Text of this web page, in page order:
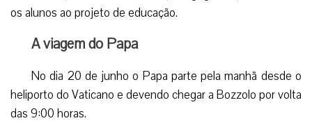
os alunos ao projeto de educação.
A viagem do Papa
No dia 20 de junho o Papa parte pela manhã desde o
heliporto do Vaticano e devendo chegar a Bozzolo por volta
das 9:00 horas.